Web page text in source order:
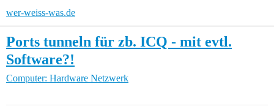
wer-weiss-was.de
Ports tunneln für zb. ICQ - mit evtl.
Software?!
Computer: Hardware Netzwerk